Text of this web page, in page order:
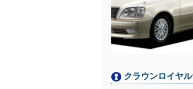
クラウンロイヤ